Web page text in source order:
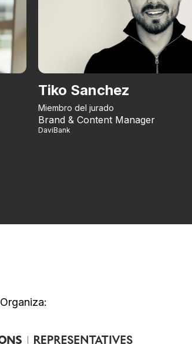
Tiko Sanchez
Miembro del jurado
Brand & Content Manager
DaviBank
Organiza: